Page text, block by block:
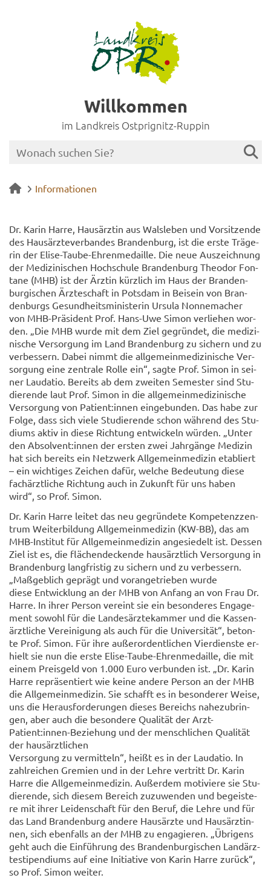
Willkommen
im Landkreis Ostprignitz-Ruppin
Informationen
Dr. Karin Harre, Haus­ärz­tin aus Wals­le­ben und Vor­sit­zen­de
des Haus­ärz­te­ver­ban­des Bran­den­burg, ist die erste Trä­ge­
rin der Elise-​Taube-Ehrenmedaille. Die neue Aus­zeich­nung
der Me­di­zi­ni­schen Hoch­schu­le Bran­den­burg Theo­dor Fon­
ta­ne (MHB) ist der Ärz­tin kürz­lich im Haus der Bran­den­
bur­gi­schen Ärz­te­schaft in Pots­dam in Bei­sein von Bran­
den­burgs Ge­sund­heits­mi­nis­te­rin Ur­su­la Non­ne­ma­cher
von MHB-​Präsident Prof. Hans-​Uwe Simon ver­lie­hen wor­
den. „Die MHB wurde mit dem Ziel ge­grün­det, die me­di­zi­
ni­sche Ver­sor­gung im Land Bran­den­burg zu si­chern und zu
ver­bes­sern. Dabei nimmt die all­ge­mein­me­di­zi­ni­sche Ver­
sor­gung eine zen­tra­le Rolle ein“, sagte Prof. Simon in sei­
ner Lau­da­tio. Be­reits ab dem zwei­ten Se­mes­ter sind Stu­
die­ren­de laut Prof. Simon in die all­ge­mein­me­di­zi­ni­sche
Ver­sor­gung von Pa­ti­ent:innen ein­ge­bun­den. Das habe zur
Folge, dass sich viele Stu­die­ren­de schon wäh­rend des Stu­
di­ums aktiv in diese Rich­tung ent­wi­ckeln wür­den. „Unter
den Ab­sol­vent:innen der ers­ten zwei Jahr­gän­ge Me­di­zin
hat sich be­reits ein Netz­werk All­ge­mein­me­di­zin eta­bliert
– ein wich­ti­ges Zei­chen dafür, wel­che Be­deu­tung diese
fach­ärzt­li­che Rich­tung auch in Zu­kunft für uns haben
wird“, so Prof. Simon.
Dr. Karin Harre lei­tet das neu ge­grün­de­te Kom­pe­tenz­zen­
trum Wei­ter­bil­dung All­ge­mein­me­di­zin (KW-BB), das am
MHB-​Institut für All­ge­mein­me­di­zin an­ge­sie­delt ist. Des­sen
Ziel ist es, die flä­chen­de­cken­de haus­ärzt­lich Ver­sor­gung in
Bran­den­burg lang­fris­tig zu si­chern und zu ver­bes­sern.
„Maß­geb­lich ge­prägt und vor­an­ge­trie­ben wurde
diese Ent­wick­lung an der MHB von An­fang an von Frau Dr.
Harre. In ihrer Per­son ver­eint sie ein be­son­de­res En­ga­ge­
ment so­wohl für die Lan­des­ärz­te­kam­mer und die Kas­sen­
ärzt­li­che Ver­ei­ni­gung als auch für die Uni­ver­si­tät“, be­ton­
te Prof. Simon. Für ihre au­ßer­or­dent­li­chen Vier­diens­te er­
hielt sie nun die erste Elise-​Taube-Ehrenmedaille, die mit
einem Preis­geld von 1.000 Euro ver­bun­den ist. „Dr. Karin
Harre re­prä­sen­tiert wie keine an­de­re Per­son an der MHB
die All­ge­mein­me­di­zin. Sie schafft es in be­son­de­rer Weise,
uns die Her­aus­for­de­run­gen die­ses Be­reichs na­he­zu­brin­
gen, aber auch die be­son­de­re Qua­li­tät der Arzt-​
Patient:innen-​Beziehung und der mensch­li­chen Qua­li­tät
der haus­ärzt­li­chen
Ver­sor­gung zu ver­mit­teln“, heißt es in der Lau­da­tio. In
zahl­rei­chen Gre­mi­en und in der Lehre ver­tritt Dr. Karin
Harre die All­ge­mein­me­di­zin. Au­ßer­dem mo­ti­vie­re sie Stu­
die­ren­de, sich die­sem Be­reich zu­zu­wen­den und be­geis­te­
re mit ihrer Lei­den­schaft für den Beruf, die Lehre und für
das Land Bran­den­burg an­de­re Haus­ärz­te und Haus­ärz­tin­
nen, sich eben­falls an der MHB zu en­ga­gie­ren. „Üb­ri­gens
geht auch die Ein­füh­rung des Bran­den­bur­gi­schen Land­ärz­
testi­pen­di­ums auf eine In­itia­ti­ve von Karin Harre zu­rück“,
so Prof. Simon wei­ter.